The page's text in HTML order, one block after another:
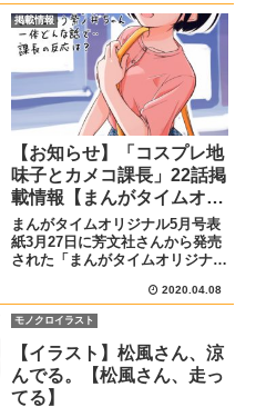
掲載情報
【お知らせ】「コスプレ地
味子とカメコ課長」22話掲
載情報【まんがタイムオリ
ジナル5月号】
まんがタイムオリジナル5月号表
紙3月27日に芳文社さんから発売
された「まんがタイムオリジナル
メコ課長」の第22話が掲載され
ています!あらすじと宣伝イラス
ト織部課長に大事な話があるとい
う紫ノ井ちゃん。一体どんな話...
2020.04.08
モノクロイラスト
【イラスト】松風さん、涼
んでる。【松風さん、走っ
てる】